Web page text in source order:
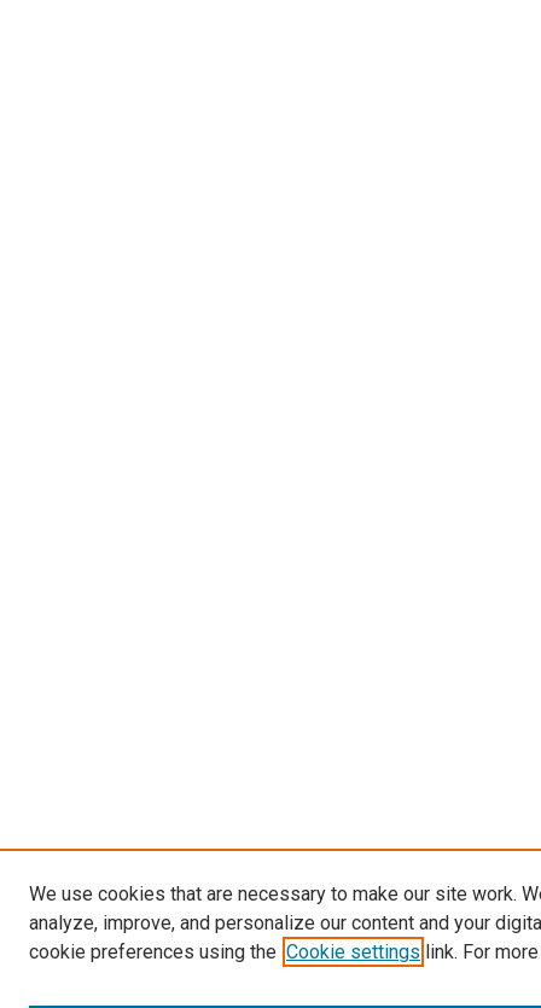
We use cookies that are necessary to make our site work.
analyze, improve, and personalize our content and your
cookie preferences using the Cookie settings link. For